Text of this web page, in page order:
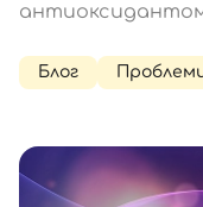
захищає клітини
набирає шаленої
Блог